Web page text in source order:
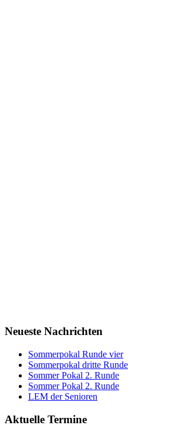
Neueste Nachrichten
Sommerpokal Runde vier
Sommerpokal dritte Runde
Sommer Pokal 2. Runde
Sommer Pokal 2. Runde
LEM der Senioren
Aktuelle Termine